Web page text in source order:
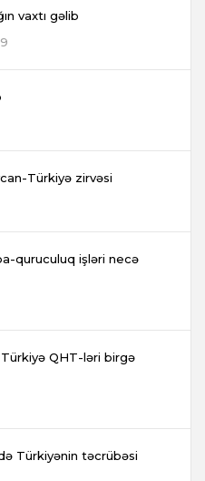
vaxtı gəlib
Türkiyə zirvəsi
quruculuq işləri necə
Türkiyə QHT-ləri birgə
Türkiyənin təcrübəsi